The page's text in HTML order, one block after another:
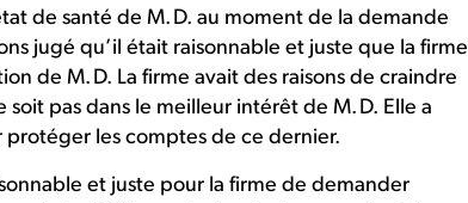
de santé de M. D. au moment de la demande
jugé qu’il était raisonnable et juste que la firme
de M. D. La firme avait des raisons de craindre
pas dans le meilleur intérêt de M. D. Elle a
protéger les comptes de ce dernier.
et juste pour la firme de demander